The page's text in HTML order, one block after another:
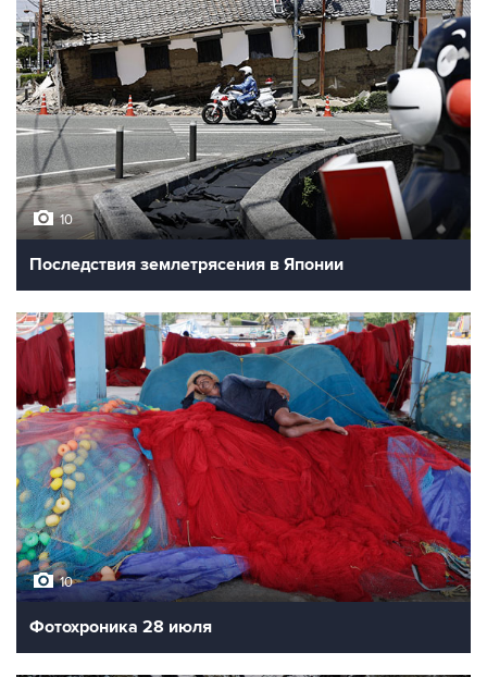
10
Последствия землетрясения в Японии
10
Фотохроника 28 июля